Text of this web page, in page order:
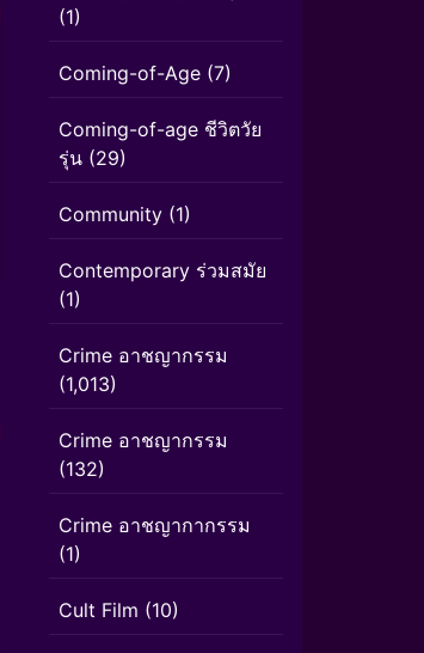
(1)
Coming-of-Age (7)
Coming-of-age ชีวิตวัย
รุ่น (29)
Community (1)
Contemporary ร่วมสมัย
(1)
Crime อาชญากรรม
(1,013)
Crime อาชญากรรม
(132)
Crime อาชญากากรรม
(1)
Cult Film (10)